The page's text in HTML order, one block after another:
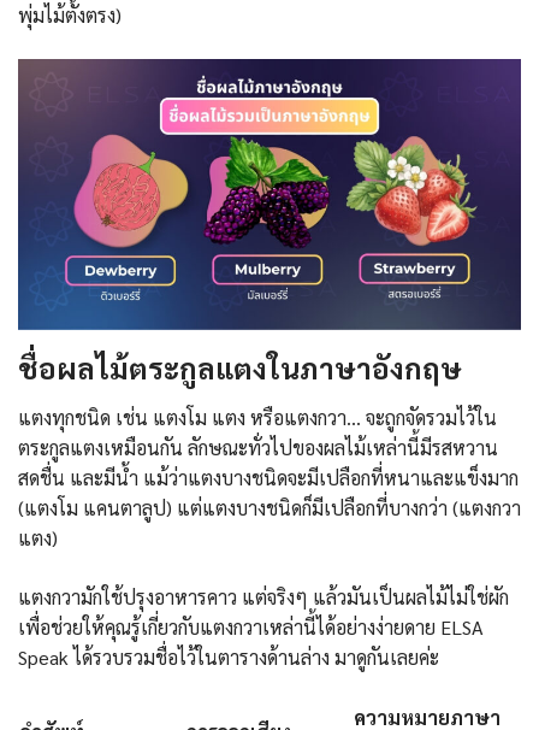
พุ่มไม้ตั้งตรง)
ชื่อผลไม้ตระกูลแตงในภาษาอังกฤษ
แตงทุกชนิด เช่น แตงโม แตง หรือแตงกวา… จะถูกจัดรวมไว้ใน
ตระกูลแตงเหมือนกัน ลักษณะทั่วไปของผลไม้เหล่านี้มีรสหวาน
สดชื่น และมีน้ำ แม้ว่าแตงบางชนิดจะมีเปลือกที่หนาและแข็งมาก
(แตงโม แคนตาลูป) แต่แตงบางชนิดก็มีเปลือกที่บางกว่า (แตงกวา
แตง)
แตงกวามักใช้ปรุงอาหารคาว แต่จริงๆ แล้วมันเป็นผลไม้ไม่ใช่ผัก
เพื่อช่วยให้คุณรู้เกี่ยวกับแตงกวาเหล่านี้ได้อย่างง่ายดาย ELSA
Speak ได้รวบรวมชื่อไว้ในตารางด้านล่าง มาดูกันเลยค่ะ
ความหมายภาษา